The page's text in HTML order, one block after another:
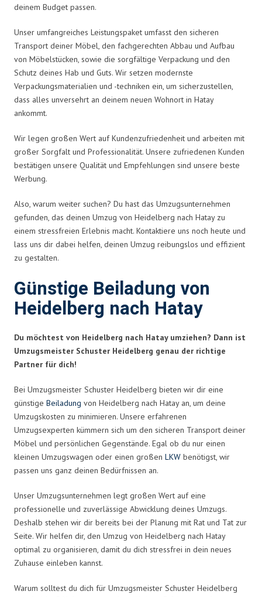
deinem Budget passen.
Unser umfangreiches Leistungspaket umfasst den sicheren
Transport deiner Möbel, den fachgerechten Abbau und Aufbau
von Möbelstücken, sowie die sorgfältige Verpackung und den
Schutz deines Hab und Guts. Wir setzen modernste
Verpackungsmaterialien und -techniken ein, um sicherzustellen,
dass alles unversehrt an deinem neuen Wohnort in Hatay
ankommt.
Wir legen großen Wert auf Kundenzufriedenheit und arbeiten mit
großer Sorgfalt und Professionalität. Unsere zufriedenen Kunden
bestätigen unsere Qualität und Empfehlungen sind unsere beste
Werbung.
Also, warum weiter suchen? Du hast das Umzugsunternehmen
gefunden, das deinen Umzug von Heidelberg nach Hatay zu
einem stressfreien Erlebnis macht. Kontaktiere uns noch heute und
lass uns dir dabei helfen, deinen Umzug reibungslos und effizient
zu gestalten.
Günstige Beiladung von
Heidelberg nach Hatay
Du möchtest von Heidelberg nach Hatay umziehen? Dann ist
Umzugsmeister Schuster Heidelberg genau der richtige
Partner für dich!
Bei Umzugsmeister Schuster Heidelberg bieten wir dir eine
günstige Beiladung von Heidelberg nach Hatay an, um deine
Umzugskosten zu minimieren. Unsere erfahrenen
Umzugsexperten kümmern sich um den sicheren Transport deiner
Möbel und persönlichen Gegenstände. Egal ob du nur einen
kleinen Umzugswagen oder einen großen LKW benötigst, wir
passen uns ganz deinen Bedürfnissen an.
Unser Umzugsunternehmen legt großen Wert auf eine
professionelle und zuverlässige Abwicklung deines Umzugs.
Deshalb stehen wir dir bereits bei der Planung mit Rat und Tat zur
Seite. Wir helfen dir, den Umzug von Heidelberg nach Hatay
optimal zu organisieren, damit du dich stressfrei in dein neues
Zuhause einleben kannst.
Warum solltest du dich für Umzugsmeister Schuster Heidelberg